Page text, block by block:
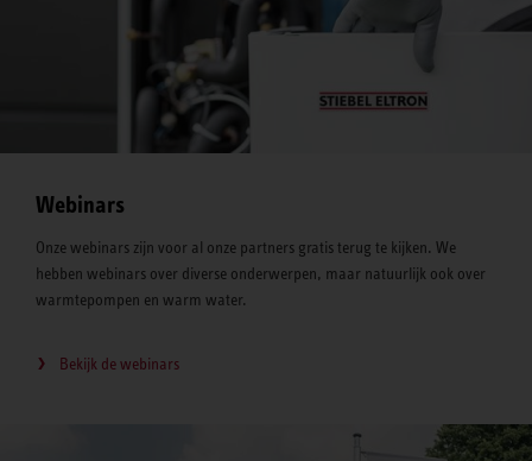
Webinars
Onze webinars zijn voor al onze partners gratis terug te kijken. We
hebben webinars over diverse onderwerpen, maar natuurlijk ook over
warmtepompen en warm water.
Bekijk de webinars